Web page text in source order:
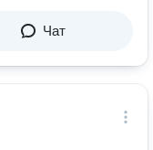
Чат